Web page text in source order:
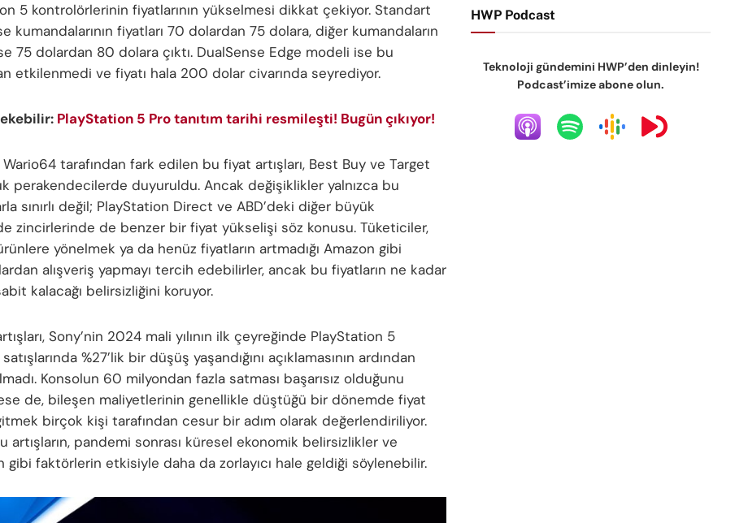
5 kontrolörlerinin fiyatlarının yükselmesi dikkat çekiyor. Standart
kumandalarının fiyatları 70 dolardan 75 dolara, diğer kumandaların
75 dolardan 80 dolara çıktı. DualSense Edge modeli ise bu
etkilenmedi ve fiyatı hala 200 dolar civarında seyrediyor.
PlayStation 5 Pro tanıtım tarihi resmileşti! Bugün çıkıyor!
tarafından fark edilen bu fiyat artışları, Best Buy ve Target
perakendecilerde duyuruldu. Ancak değişiklikler yalnızca bu
sınırlı değil; PlayStation Direct ve ABD’deki diğer büyük
zincirlerinde de benzer bir fiyat yükselişi söz konusu. Tüketiciler,
yönelmek ya da henüz fiyatların artmadığı Amazon gibi
alışveriş yapmayı tercih edebilirler, ancak bu fiyatların ne kadar
kalacağı belirsizliğini koruyor.
Sony’nin 2024 mali yılının ilk çeyreğinde PlayStation 5
%27’lik bir düşüş yaşandığını açıklamasının ardından
Konsolun 60 milyondan fazla satması başarısız olduğunu
de, bileşen maliyetlerinin genellikle düştüğü bir dönemde fiyat
birçok kişi tarafından cesur bir adım olarak değerlendiriliyor.
artışların, pandemi sonrası küresel ekonomik belirsizlikler ve
gibi faktörlerin etkisiyle daha da zorlayıcı hale geldiği söylenebilir.
HWP Podcast
Teknoloji gündemini HWP’den dinleyin!
Podcast’imize abone olun.